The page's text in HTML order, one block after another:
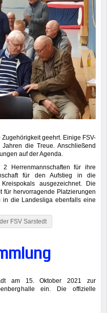
geehrt. Einige FSV-
die Treue. Anschließend
auf der Agenda.
Herrenmannschaften für ihre
für den Aufstieg in die
ausgezeichnet. Die
für hervorragende Platzierungen
in die Landesliga ebenfalls eine
FSV Sarstedt
am 15. Oktober 2021 zur
ein. Die offizielle